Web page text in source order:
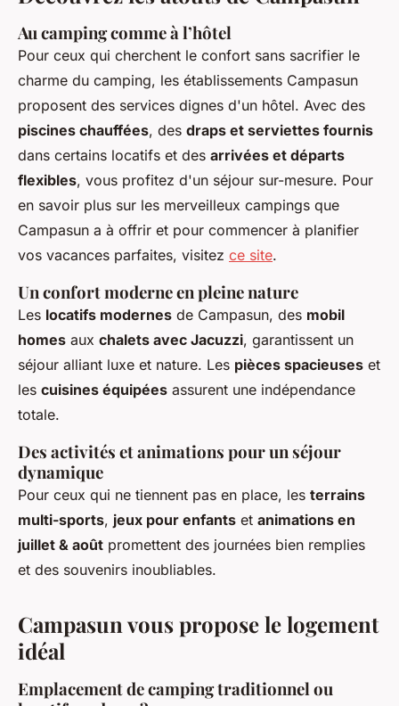
Au camping comme à l’hôtel
Pour ceux qui cherchent le confort sans sacrifier le
charme du camping, les établissements Campasun
proposent des services dignes d'un hôtel. Avec des
piscines chauffées, des draps et serviettes fournis
dans certains locatifs et des arrivées et départs
flexibles, vous profitez d'un séjour sur-mesure. Pour
en savoir plus sur les merveilleux campings que
Campasun a à offrir et pour commencer à planifier
vos vacances parfaites, visitez ce site.
Un confort moderne en pleine nature
Les locatifs modernes de Campasun, des mobil
homes aux chalets avec Jacuzzi, garantissent un
séjour alliant luxe et nature. Les pièces spacieuses et
les cuisines équipées assurent une indépendance
totale.
Des activités et animations pour un séjour
dynamique
Pour ceux qui ne tiennent pas en place, les terrains
multi-sports, jeux pour enfants et animations en
juillet & août promettent des journées bien remplies
et des souvenirs inoubliables.
Campasun vous propose le logement
idéal
Emplacement de camping traditionnel ou